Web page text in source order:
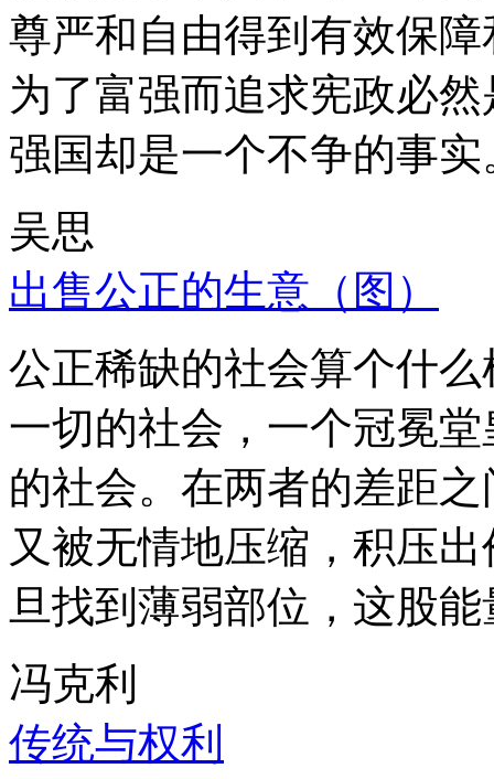
尊严和自由得到有效保
为了富强而追求宪政必
强国却是一个不争的事实
吴思
出售公正的生意（图）
公正稀缺的社会算个什
一切的社会，一个冠冕
的社会。在两者的差距
又被无情地压缩，积压
旦找到薄弱部位，这股
冯克利
传统与权利